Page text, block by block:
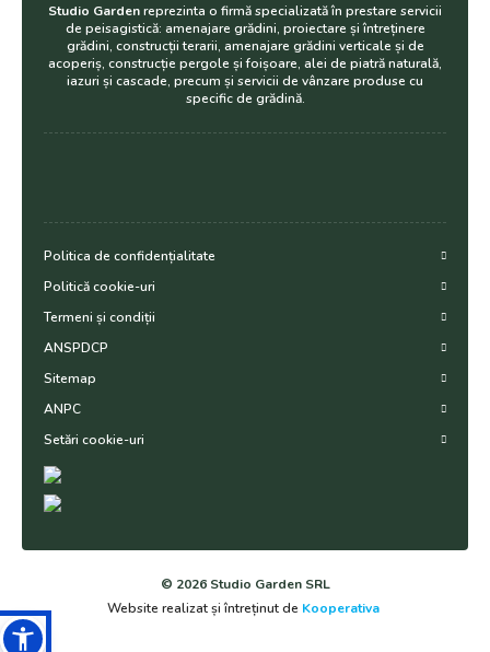
Studio Gardenreprezinta o firmă specializată în prestare servicii
de peisagistică: amenajare grădini, proiectare și întreținere
grădini, construcții terarii, amenajare grădini verticale și de
acoperiș, construcție pergole și foișoare, alei de piatră naturală,
iazuri și cascade, precum și servicii de vânzare produse cu
specific de grădină.
Politica de confidențialitate
Politică cookie-uri
Termeni și condiții
ANSPDCP
Sitemap
ANPC
Setări cookie-uri
© 2026 Studio Garden SRL
Website realizat și întreținut de Kooperativa